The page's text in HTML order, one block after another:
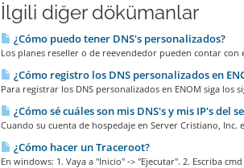
İlgili diğer dökümanlar
¿Cómo puedo tener DNS's personalizados?
Los planes reseller o de reevendedor pueden contar con
¿Cómo registro los DNS personalizados en
Para registrar los DNS personalizados en ENOM siga los
¿Cómo sé cuáles son mis DNS's y mis IP's del
Cuando su cuenta de hospedaje en Server Cristiano, Inc.
¿Cómo hacer un Traceroot?
En windows: 1. Vaya a "Inicio" -> "Ejecutar". 2. Escriba cmd